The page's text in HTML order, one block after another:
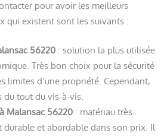
pour avoir les meilleurs
qui existent sont les suivants :
56220 : solution la plus utilisée
Très bon choix pour la sécurité
limites d’une propriété. Cependant,
du tout du vis-à-vis.
Malansac 56220 : matériau très
durable et abordable dans son prix. Il